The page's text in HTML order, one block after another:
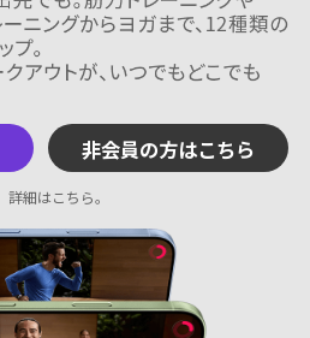
非会員の方はこちら
詳細はこちら。